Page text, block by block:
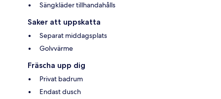
Sängkläder tillhandahålls
Saker att uppskatta
Separat middagsplats
Golvvärme
Fräscha upp dig
Privat badrum
Endast dusch